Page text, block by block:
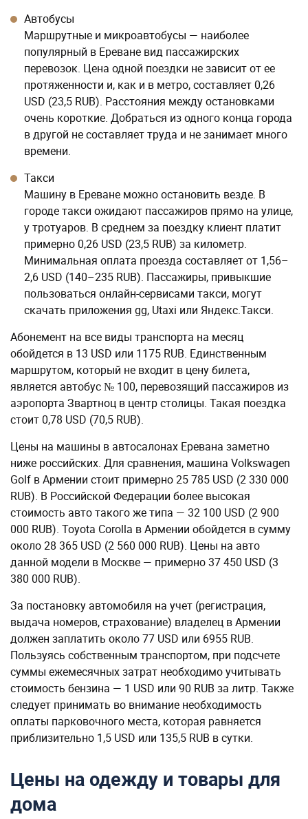
Автобусы
Маршрутные и микроавтобусы — наиболее
популярный в Ереване вид пассажирских
перевозок. Цена одной поездки не зависит от ее
протяженности и, как и в метро, составляет 0,26
USD (23,5 RUB). Расстояния между остановками
очень короткие. Добраться из одного конца города
в другой не составляет труда и не занимает много
времени.
Такси
Машину в Ереване можно остановить везде. В
городе такси ожидают пассажиров прямо на улице,
у тротуаров. В среднем за поездку клиент платит
примерно 0,26 USD (23,5 RUB) за километр.
Минимальная оплата проезда составляет от 1,56–
2,6 USD (140–235 RUB). Пассажиры, привыкшие
пользоваться онлайн-сервисами такси, могут
скачать приложения gg, Utaxi или Яндекс.Такси.
Абонемент на все виды транспорта на месяц
обойдется в 13 USD или 1175 RUB. Единственным
маршрутом, который не входит в цену билета,
является автобус № 100, перевозящий пассажиров из
аэропорта Звартноц в центр столицы. Такая поездка
стоит 0,78 USD (70,5 RUB).
Цены на машины в автосалонах Еревана заметно
ниже российских. Для сравнения, машина Volkswagen
Golf в Армении стоит примерно 25 785 USD (2 330 000
RUB). В Российской Федерации более высокая
стоимость авто такого же типа — 32 100 USD (2 900
000 RUB). Toyota Corolla в Армении обойдется в сумму
около 28 365 USD (2 560 000 RUB). Цены на авто
данной модели в Москве — примерно 37 450 USD (3
380 000 RUB).
За постановку автомобиля на учет (регистрация,
выдача номеров, страхование) владелец в Армении
должен заплатить около 77 USD или 6955 RUB.
Пользуясь собственным транспортом, при подсчете
суммы ежемесячных затрат необходимо учитывать
стоимость бензина — 1 USD или 90 RUB за литр. Также
следует принимать во внимание необходимость
оплаты парковочного места, которая равняется
приблизительно 1,5 USD или 135,5 RUB в сутки.
Цены на одежду и товары для
дома